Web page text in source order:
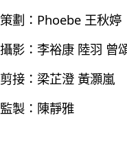
策劃：Phoebe 王秋婷
攝影：李裕康 陸羽 曾
剪接：梁芷澄 黃灝嵐
監製：陳靜雅